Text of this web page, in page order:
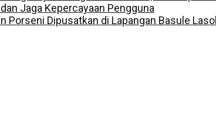
Jaga Kepercayaan Pengguna
Porseni Dipusatkan di Lapangan Basule